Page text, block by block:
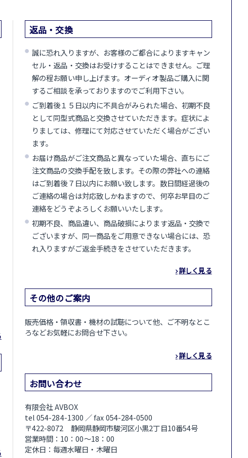
返品・交換
誠に恐れ入りますが、お客様のご都合によりますキャン
セル・返品・交換はお受けすることはできません。ご理
解の程お願い申し上げます。オーディオ製品ご購入に関
するご相談を承っておりますのでご利用下さい。
ご到着後１５日以内に不具合がみられた場合、初期不良
として同型式商品と交換させていただきます。症状によ
りましては、修理にて対応させていただく場合がござい
ます。
お届け商品がご注文商品と異なっていた場合、直ちにご
注文商品の交換手配を致します。その際の弊社への連絡
はご到着後７日以内にお願い致します。数日間経過後の
ご連絡の場合は対応致しかねますので、何卒お早目のご
連絡をどうぞよろしくお願いいたします。
初期不良、商品違い、商品破損によります返品・交換で
ございますが、同一商品をご用意できない場合には、恐
れ入りますがご返金手続きをさせていただきます。
詳しく見る
その他のご案内
販売価格・領収書・機材の試聴について他、ご不明なとこ
ろなどお気軽にお問合せ下さい。
詳しく見る
お問い合わせ
有限会社 AVBOX
tel 054-284-1300 ／ fax 054-284-0500
〒422-8072 静岡県静岡市駿河区小黒2丁目10番54号
営業時間：10：00～18：00
定休日：毎週水曜日・木曜日